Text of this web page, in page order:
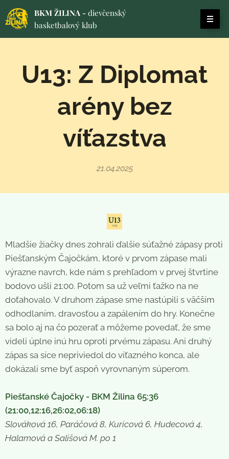
BKM ŽILINA - dievčenský
basketbalový klub
U13: Z Diplomat
arény bez
víťazstva
21.04.2025
Mladšie žiačky dnes zohrali ďalšie súťažné zápasy proti
Piešťanským Čajočkám, ktoré v prvom zápase mali
výrazne navrch, kde nám s prehľadom v prvej štvrtine
bodovo ušli 21:00. Potom sa už veľmi ťažko na ne
doťahovalo. V druhom zápase sme nastúpili s väčším
odhodlaním, dravosťou a zapálením do hry. Konečne
sa bolo aj na čo pozerať a môžeme povedať, že sme
videli úplne inú hru oproti prvému zápasu. Ani druhý
zápas sa síce nepriviedol do víťazného konca, ale
dokázali sme byť aspoň vyrovnaným súperom.
Piešťanské Čajočky - BKM Žilina 65:36
(21:00,12:16,26:02,06:18)
Slováková 16, Paráčová 8, Kuricová 6, Hudecová 4,
Halamová a Sališová M. po 1